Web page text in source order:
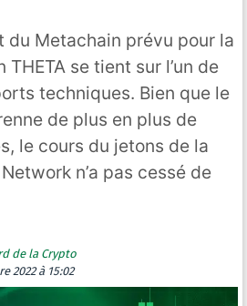
du Metachain prévu pour la
THETA se tient sur l’un de
techniques. Bien que le
de plus en plus de
le cours du jetons de la
n’a pas cessé de
de la Crypto
2022 à 15:02